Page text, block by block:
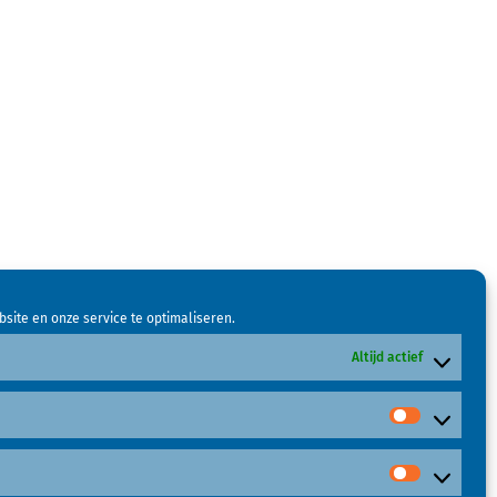
en onze service te optimaliseren.
Altijd actief